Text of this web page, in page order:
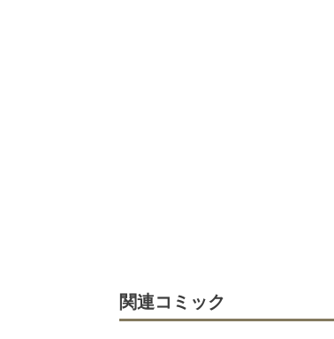
関連コミック